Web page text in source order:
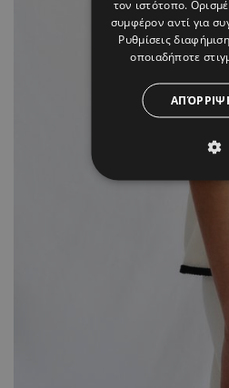
τον ιστότοπο.
συμφέρον αντί για
Ρυθμίσεις
οποιαδήποτε